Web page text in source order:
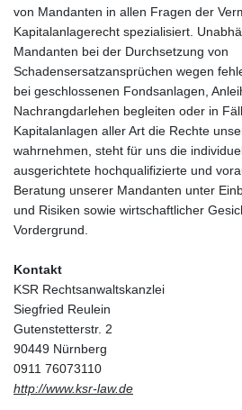
von Mandanten in allen Fragen der
Kapitalanlagerecht spezialisiert.
Mandanten bei der Durchsetzung von
Schadensersatzansprüchen wegen
bei geschlossenen Fondsanlagen,
Nachrangdarlehen begleiten oder in
Kapitalanlagen aller Art die Rechte
wahrnehmen, steht für uns die
ausgerichtete hochqualifizierte und
Beratung unserer Mandanten unter
und Risiken sowie wirtschaftlicher
Vordergrund.
Kontakt
KSR Rechtsanwaltskanzlei
Siegfried Reulein
Gutenstetterstr. 2
90449 Nürnberg
0911 76073110
http://www.ksr-law.de